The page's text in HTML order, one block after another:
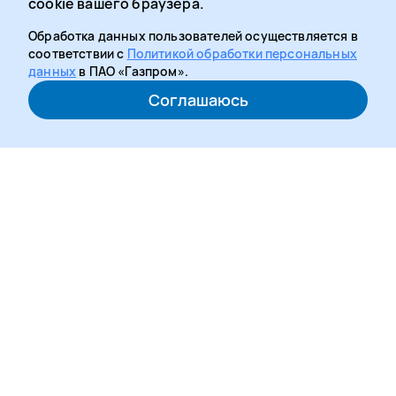
Обработка данных пользователей осуществляется в
соответствии с Политикой обработки персональных
данных в ПАО «Газпром».
Соглашаюсь